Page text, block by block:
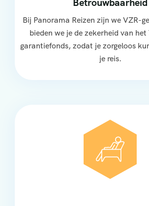
Bij Panorama Reizen zijn we VZR-
bieden we je de zekerheid van
garantiefonds, zodat je zorgeloos
je reis.